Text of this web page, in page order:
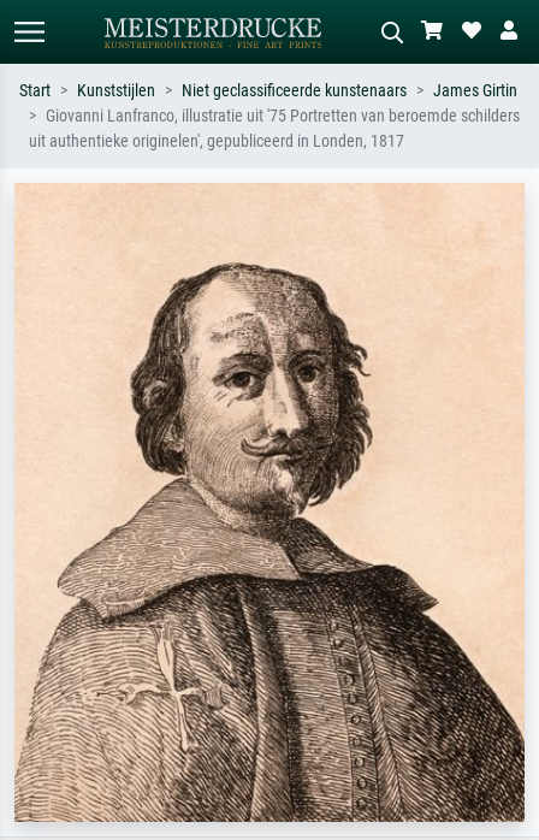
Standaard zoeken AI-beeldzoeker
Start Kunststijlen Niet geclassificeerde kunstenaars
James Girtin
Giovanni Lanfranco, illustratie uit '75 Portretten van beroemde schilders
uit authentieke originelen', gepubliceerd in Londen, 1817